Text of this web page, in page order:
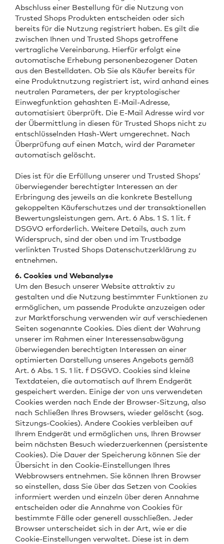
Abschluss einer Bestellung für die Nutzung von
Trusted Shops Produkten entscheiden oder sich
bereits für die Nutzung registriert haben. Es gilt die
zwischen Ihnen und Trusted Shops getroffene
vertragliche Vereinbarung. Hierfür erfolgt eine
automatische Erhebung personenbezogener Daten
aus den Bestelldaten. Ob Sie als Käufer bereits für
eine Produktnutzung registriert ist, wird anhand eines
neutralen Parameters, der per kryptologischer
Einwegfunktion gehashten E-Mail-Adresse,
automatisiert überprüft. Die E-Mail Adresse wird vor
der Übermittlung in diesen für Trusted Shops nicht zu
entschlüsselnden Hash-Wert umgerechnet. Nach
Überprüfung auf einen Match, wird der Parameter
automatisch gelöscht.
Dies ist für die Erfüllung unserer und Trusted Shops‘
überwiegender berechtigter Interessen an der
Erbringung des jeweils an die konkrete Bestellung
gekoppelten Käuferschutzes und der transaktionellen
Bewertungsleistungen gem. Art. 6 Abs. 1 S. 1 lit. f
DSGVO erforderlich. Weitere Details, auch zum
Widerspruch, sind der oben und im Trustbadge
verlinkten Trusted Shops Datenschutzerklärung zu
entnehmen.
6. Cookies und Webanalyse
Um den Besuch unserer Website attraktiv zu
gestalten und die Nutzung bestimmter Funktionen zu
ermöglichen, um passende Produkte anzuzeigen oder
zur Marktforschung verwenden wir auf verschiedenen
Seiten sogenannte Cookies. Dies dient der Wahrung
unserer im Rahmen einer Interessensabwägung
überwiegenden berechtigten Interessen an einer
optimierten Darstellung unseres Angebots gemäß
Art. 6 Abs. 1 S. 1 lit. f DSGVO. Cookies sind kleine
Textdateien, die automatisch auf Ihrem Endgerät
gespeichert werden. Einige der von uns verwendeten
Cookies werden nach Ende der Browser-Sitzung, also
nach Schließen Ihres Browsers, wieder gelöscht (sog.
Sitzungs-Cookies). Andere Cookies verbleiben auf
Ihrem Endgerät und ermöglichen uns, Ihren Browser
beim nächsten Besuch wiederzuerkennen (persistente
Cookies). Die Dauer der Speicherung können Sie der
Übersicht in den Cookie-Einstellungen Ihres
Webbrowsers entnehmen. Sie können Ihren Browser
so einstellen, dass Sie über das Setzen von Cookies
informiert werden und einzeln über deren Annahme
entscheiden oder die Annahme von Cookies für
bestimmte Fälle oder generell ausschließen. Jeder
Browser unterscheidet sich in der Art, wie er die
Cookie-Einstellungen verwaltet. Diese ist in dem